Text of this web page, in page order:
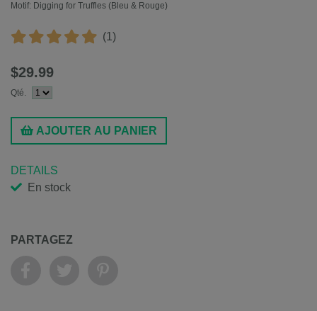
Motif: Digging for Truffles (Bleu & Rouge)
(1)
$29.99
Qté.
AJOUTER AU PANIER
DETAILS
En stock
PARTAGEZ